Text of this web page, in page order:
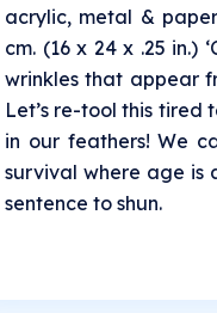
acrylic, metal &
cm. (16 x 24 x .25 in.)
wrinkles that appear
Let’s re-tool this tired
in our feathers! We
survival where age is
sentence to shun.